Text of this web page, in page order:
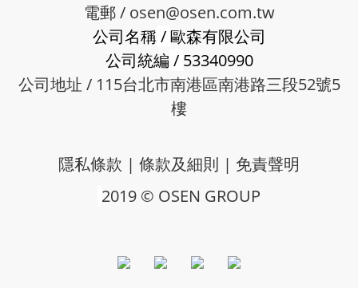
電郵 / osen@osen.com.tw
公司名稱/歐森有限公司
公司統編 / 53340990
公司地址 / 115台北市南港區南港路三段52號5
樓
隱私條款 | 條款及細則 | 免責聲明
2019 © OSEN GROUP